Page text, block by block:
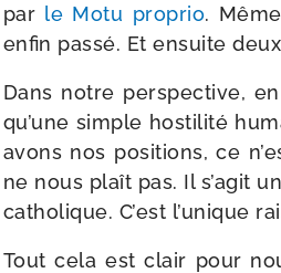
par le Motu pro­prio.
enfin pas­sé. Et ensuite
Dans notre pers­pec­tive,
qu’une simple hos­ti­li­té
avons nos posi­tions, ce
ne nous plaît pas. Il s’a­git
catho­lique. C’est l’u­nique
Tout cela est clair pour